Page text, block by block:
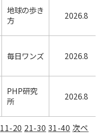
地球の歩き
方
2026.8
毎日ワンズ 2026.8
PHP研究
所
2026.8
11-20 21-30 31-40 次ペ